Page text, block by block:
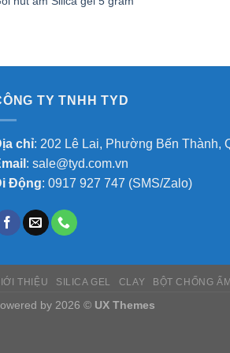
TY TNHH TYD
chỉ: 202 Lê Lai, Phường Bến Thành,
: sale@tyd.com.vn
Động: 0917 927 747 (SMS/Zalo)
THIỆU SILICA GEL CLAY BỘT CHỐNG ẨM
by 2026 © UX Themes